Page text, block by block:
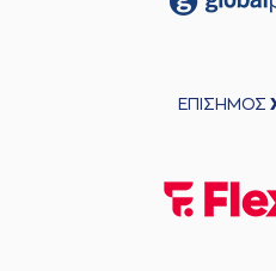
ΕΠΙΣΗΜΟΣ